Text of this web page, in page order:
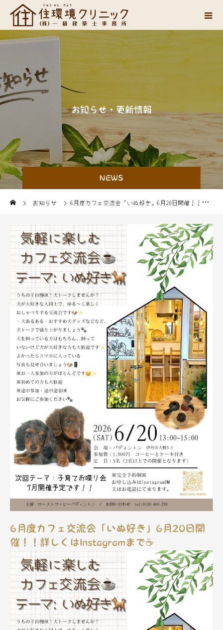
NEWS
お知らせ・更新情報
お知らせ 6月度カフェ交流会「いぬ好き」6月20日開催！！詳しくはInstagramまで☕
6月度カフェ交流会「いぬ好き」6月20日開
催！！詳しくはInstagramまで☕